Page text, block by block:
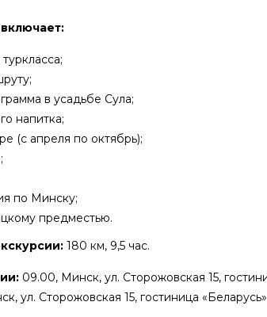
в усадьбе Сула;
напитка;
(с апреля по октябрь);
по Минску;
предместью.
180 км, 9,5 час.
09.00, Минск, ул. Сторожовская 15,
ул. Сторожовская 15, гостиница